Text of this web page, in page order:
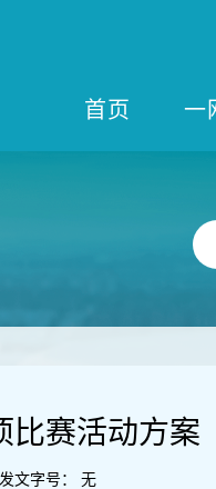
首页 一
比赛活动方案
发文字号： 无